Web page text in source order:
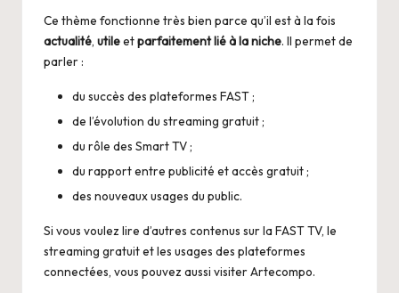
Ce thème fonctionne très bien parce qu’il est à la fois
actualité, utileetparfaitement lié à la niche. Il permet de
parler :
du succès des plateformes FAST ;
de l’évolution du streaming gratuit ;
du rôle des Smart TV ;
du rapport entre publicité et accès gratuit ;
des nouveaux usages du public.
Si vous voulez lire d’autres contenus sur la FAST TV, le
streaming gratuit et les usages des plateformes
connectées, vous pouvez aussi visiterArtecompo.